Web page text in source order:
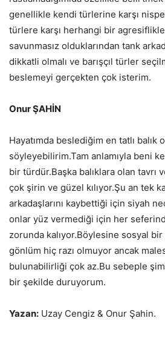
genellikle kendi türlerine karşı
türlere karşı herhangi bir
savunmasız olduklarından tank
dikkatli olmalı ve barışçıl türler
beslemeyi gerçekten çok isterim.
Onur ŞAHİN
Hayatımda beslediğim en tatlı balık
söyleyebilirim.Tam anlamıyla beni
bir türdür.Başka balıklara olan tavrı
çok şirin ve güzel kılıyor.Şu an tek
arkadaşlarını kaybettiği için siyah
onlar yüz vermediği için her
zorunda kalıyor.Böylesine sosyal bir
gönlüm hiç razı olmuyor ancak
bulunabilirliği çok az.Bu sebeple
bir şekilde duruyorum.
Yazan: Uzay Cengiz & Onur Şahin.